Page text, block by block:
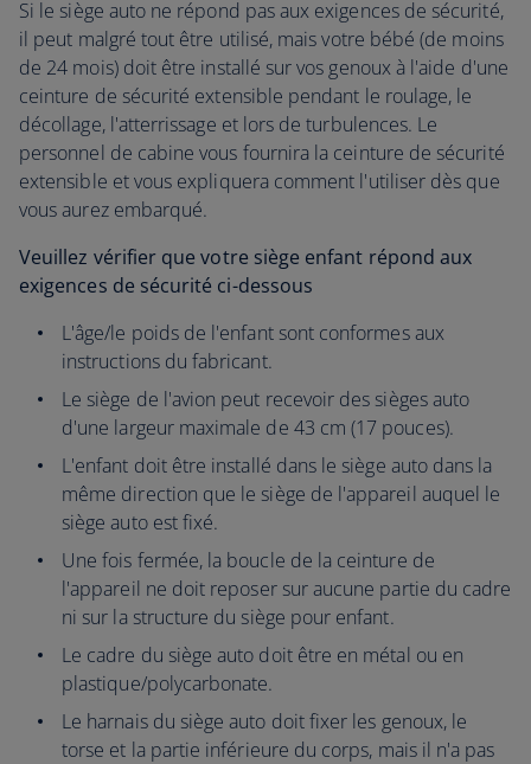
Si le siège auto ne répond pas aux exigences de sécurité,
il peut malgré tout être utilisé, mais votre bébé (de moins
de 24 mois) doit être installé sur vos genoux à l'aide d'une
ceinture de sécurité extensible pendant le roulage, le
décollage, l'atterrissage et lors de turbulences. Le
personnel de cabine vous fournira la ceinture de sécurité
extensible et vous expliquera comment l'utiliser dès que
vous aurez embarqué.
Veuillez vérifier que votre siège enfant répond aux
exigences de sécurité ci-dessous
L'âge/le poids de l'enfant sont conformes aux
instructions du fabricant.
Le siège de l'avion peut recevoir des sièges auto
d'une largeur maximale de 43 cm (17 pouces).
L'enfant doit être installé dans le siège auto dans la
même direction que le siège de l'appareil auquel le
siège auto est fixé.
Une fois fermée, la boucle de la ceinture de
l'appareil ne doit reposer sur aucune partie du cadre
ni sur la structure du siège pour enfant.
Le cadre du siège auto doit être en métal ou en
plastique/polycarbonate.
Le harnais du siège auto doit fixer les genoux, le
torse et la partie inférieure du corps, mais il n'a pas